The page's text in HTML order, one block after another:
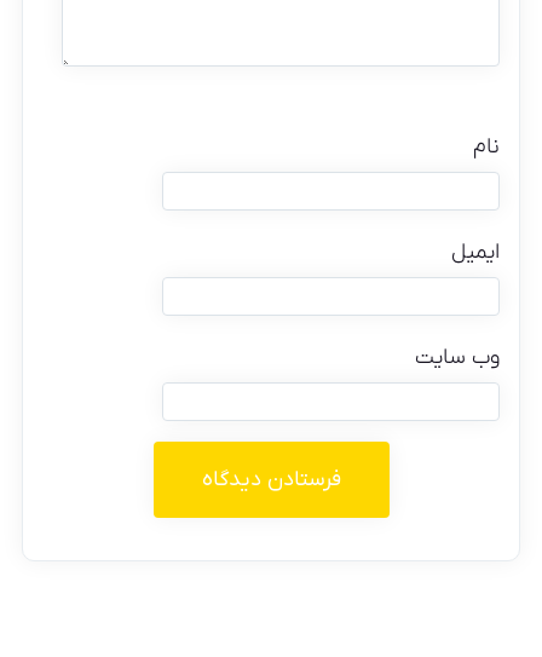
نام
ایمیل
وب‌ سایت